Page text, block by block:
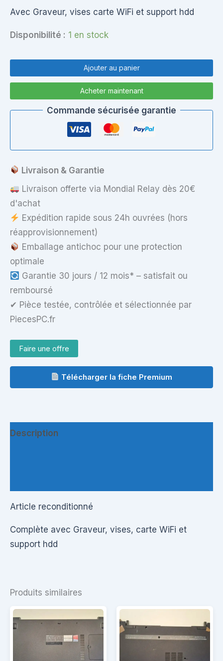
Avec Graveur, vises carte WiFi et support hdd
Disponibilité : 1 en stock
Bottom
Case
Ajouter au panier
Acheter maintenant
Commande sécurisée garantie
Livraison & Garantie
Livraison offerte via Mondial Relay dès 20€
d'achat
Expédition rapide sous 24h ouvrées (hors
réapprovisionnement)
Emballage antichoc pour une protection
optimale
Garantie 30 jours / 12 mois* – satisfait ou
remboursé
✔ Pièce testée, contrôlée et sélectionnée par
PiecesPC.fr
Faire une offre
Télécharger la fiche Premium
Description
Article reconditionné
Complète avec Graveur, vises, carte WiFi et
support hdd
Produits similaires